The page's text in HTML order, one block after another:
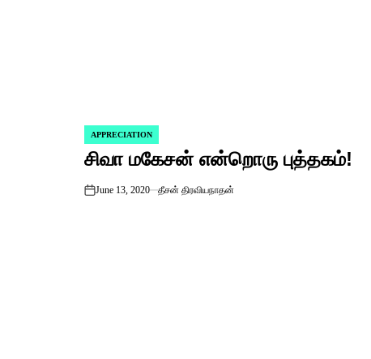
POSTED
IN
APPRECIATION
சிவா மகேசன் என்றொரு புத்தகம்!
on
June 13, 2020 தீசன் திரவியநாதன்